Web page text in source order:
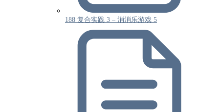
188 复合实践 3 – 消消乐游戏 5